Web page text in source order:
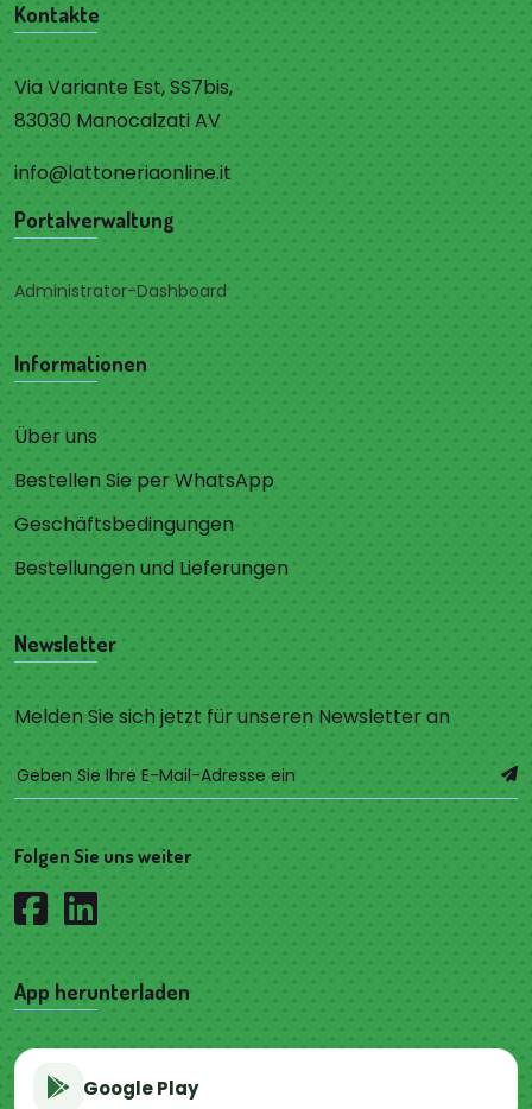
Kontakte
Via Variante Est, SS7bis,
83030 Manocalzati AV
info@lattoneriaonline.it
Portalverwaltung
Administrator-Dashboard
Informationen
Über uns
Bestellen Sie per WhatsApp
Geschäftsbedingungen
Bestellungen und Lieferungen
Newsletter
Melden Sie sich jetzt für unseren Newsletter an
Folgen Sie uns weiter
App herunterladen
Google Play